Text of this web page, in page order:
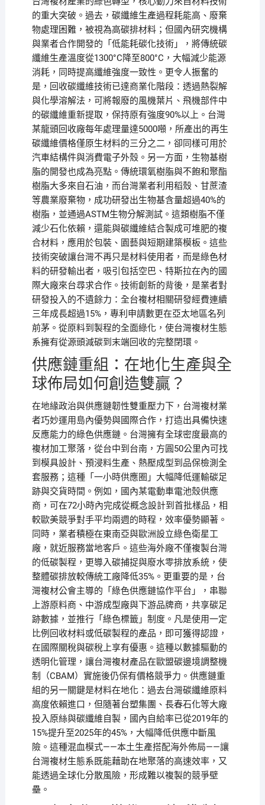
的重大突破。過去，碳纖維生產過程耗能高、廢棄
物處理困難，被視為高碳排材料；但國內研究機構
與業者合作開發的「低能耗碳化技術」，將傳統碳
纖維生產溫度從1300°C降至800°C，大幅減少能源
消耗，同時提高纖維強度一致性。更令人振奮的
是，回收碳纖維技術已達商業化階段：透過熱裂解
與化學溶解法，可將報廢的風機葉片、飛機部件中
的碳纖維重新提取，保持原有強度90%以上。台灣
某龍頭回收廠每年處理量達5000噸，所產出的再生
碳纖維價格僅原生材料的三分之二，卻同樣可用於
汽車結構件與消費電子外殼。另一方面，生物基樹
脂的開發也成為亮點。傳統環氧樹脂與不飽和聚酯
樹脂大多來自石油，而台灣業者利用稻殼、甘蔗渣
等農業廢棄物，成功研發出生物基含量超過40%的
樹脂，並通過ASTM生物分解測試。這類樹脂不僅
減少石化依賴，還能與碳纖維結合製成可堆肥的複
合材料，應用於包裝、園藝與短期建築模板。這些
技術突破讓台灣不再只是材料使用者，而是綠色材
料的研發輸出者，吸引包括空巴、特斯拉在內的國
際大廠來台尋求合作。技術創新的背後，是業者對
研發投入的不遺餘力：全台複材相關研發經費連續
三年成長超過15%，專利申請數更在亞太地區名列
前茅。從原料到製程的全面綠化，使台灣複材生態
系擁有從源頭減碳到末端回收的完整閉環。
供應鏈重組：在地化生產與全
球佈局如何創造雙贏？
在地緣政治與供應鏈韌性雙重壓力下，台灣複材業
者巧妙運用島內優勢與國際合作，打造出具備快速
反應能力的綠色供應鏈。台灣擁有全球密度最高的
複材加工聚落，從台中到台南，方圓50公里內可找
到模具設計、預浸料生產、熱壓成型到品保檢測全
套服務；這種「一小時供應圈」大幅降低運輸碳足
跡與交貨時間。例如，國內某電動車電池殼供應
商，可在72小時內完成從概念設計到首批樣品，相
較歐美競爭對手平均兩週的時程，效率優勢顯著。
同時，業者積極在東南亞與歐洲設立綠色衛星工
廠，就近服務當地客戶。這些海外廠不僅複製台灣
的低碳製程，更導入碳捕捉與廢水零排放系統，使
整體碳排放較傳統工廠降低35%。更重要的是，台
灣複材公會主導的「綠色供應鏈協作平台」，串聯
上游原料商、中游成型廠與下游品牌商，共享碳足
跡數據，並推行「綠色標籤」制度。凡是使用一定
比例回收材料或低碳製程的產品，即可獲得認證，
在國際關稅與碳稅上享有優惠。這種以數據驅動的
透明化管理，讓台灣複材產品在歐盟碳邊境調整機
制（CBAM）實施後仍保有價格競爭力。供應鏈重
組的另一關鍵是材料在地化：過去台灣碳纖維原料
高度依賴進口，但隨著台塑集團、長春石化等大廠
投入原絲與碳纖維自製，國內自給率已從2019年的
15%提升至2025年的45%，大幅降低供應中斷風
險。這種混血模式——本土生產搭配海外佈局——讓
台灣複材生態系既能藉助在地聚落的高速效率，又
能透過全球化分散風險，形成難以複製的競爭壁
壘。